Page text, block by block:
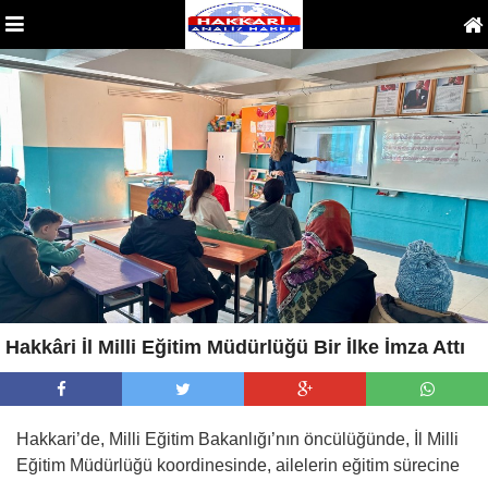
Hakkâri İl Milli Eğitim Müdürlüğü Bir İlke İmza Attı
Hakkari’de, Milli Eğitim Bakanlığı’nın öncülüğünde, İl Milli
Eğitim Müdürlüğü koordinesinde, ailelerin eğitim sürecine